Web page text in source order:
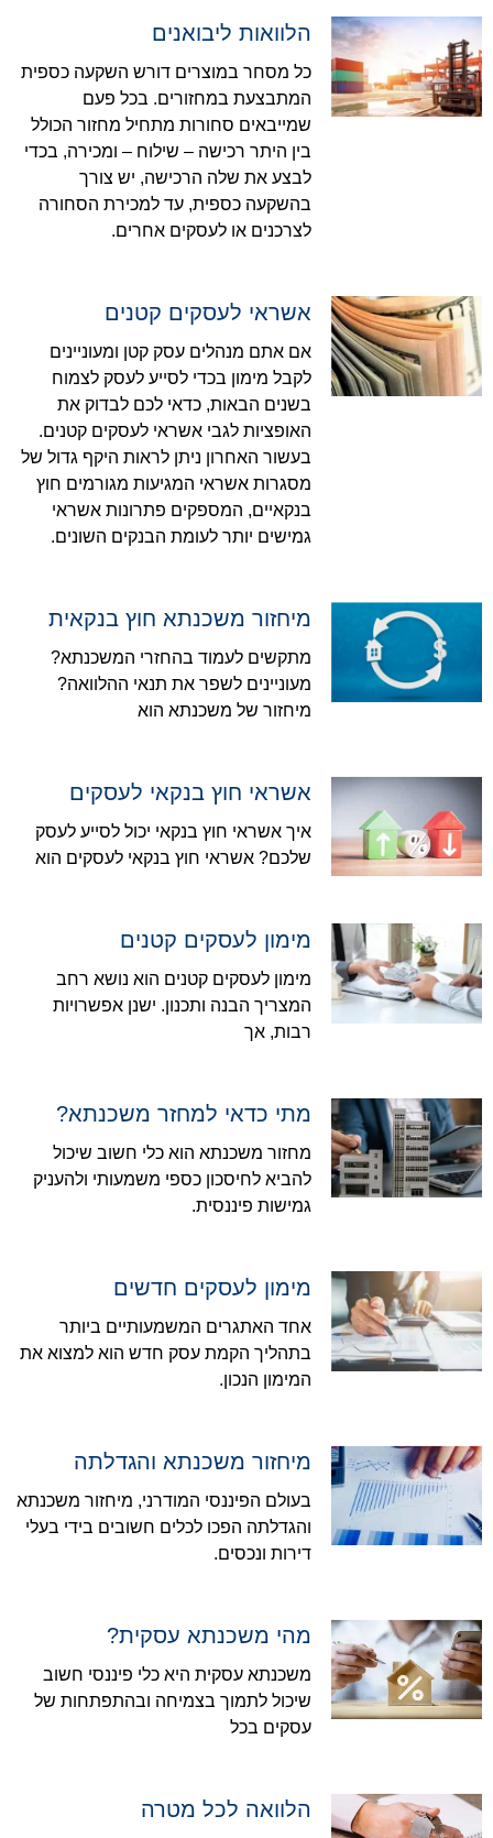
הלוואות ליבואנים
כל מסחר במוצרים דורש השקעה כספית
המתבצעת במחזורים. בכל פעם
שמייבאים סחורות מתחיל מחזור הכולל
בין היתר רכישה – שילוח – ומכירה, בכדי
לבצע את שלה הרכישה, יש צורך
בהשקעה כספית, עד למכירת הסחורה
לצרכנים או לעסקים אחרים.
אשראי לעסקים קטנים
אם אתם מנהלים עסק קטן ומעוניינים
לקבל מימון בכדי לסייע לעסק לצמוח
בשנים הבאות, כדאי לכם לבדוק את
האופציות לגבי אשראי לעסקים קטנים.
בעשור האחרון ניתן לראות היקף גדול של
מסגרות אשראי המגיעות מגורמים חוץ
בנקאיים, המספקים פתרונות אשראי
גמישים יותר לעומת הבנקים השונים.
מיחזור משכנתא חוץ בנקאית
מתקשים לעמוד בהחזרי המשכנתא?
מעוניינים לשפר את תנאי ההלוואה?
מיחזור של משכנתא הוא
אשראי חוץ בנקאי לעסקים
איך אשראי חוץ בנקאי יכול לסייע לעסק
שלכם? אשראי חוץ בנקאי לעסקים הוא
מימון לעסקים קטנים
מימון לעסקים קטנים הוא נושא רחב
המצריך הבנה ותכנון. ישנן אפשרויות
רבות, אך
מתי כדאי למחזר משכנתא?
מחזור משכנתא הוא כלי חשוב שיכול
להביא לחיסכון כספי משמעותי ולהעניק
גמישות פיננסית.
מימון לעסקים חדשים
אחד האתגרים המשמעותיים ביותר
בתהליך הקמת עסק חדש הוא למצוא את
המימון הנכון.
מיחזור משכנתא והגדלתה
בעולם הפיננסי המודרני, מיחזור משכנתא
והגדלתה הפכו לכלים חשובים בידי בעלי
דירות ונכסים.
מהי משכנתא עסקית?
משכנתא עסקית היא כלי פיננסי חשוב
שיכול לתמוך בצמיחה ובהתפתחות של
עסקים בכל
הלוואה לכל מטרה